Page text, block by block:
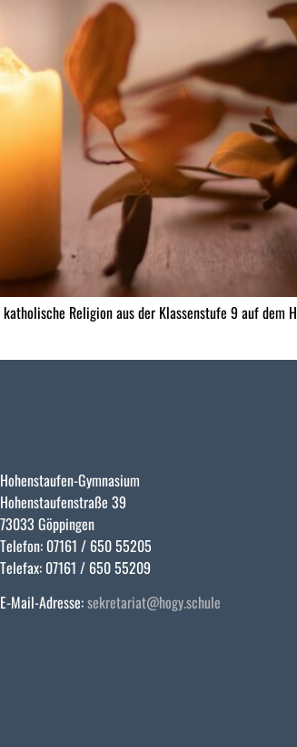
Religion aus der Klassenstufe 9 auf dem
Hohenstaufen-Gymnasium
Hohenstaufenstraße 39
73033 Göppingen
Telefon: 07161 / 650 55205
Telefax: 07161 / 650 55209
E-Mail-Adresse:sekretariat@hogy.schule